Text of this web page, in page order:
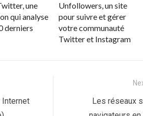
une
qui analyse
derniers
Unfollowers, un site
pour suivre et gérer
votre communauté
Twitter et Instagram
Les réseaux